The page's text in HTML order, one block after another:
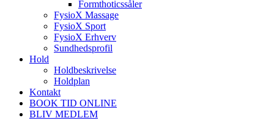
Formthoticssåler
FysioX Massage
FysioX Sport
FysioX Erhverv
Sundhedsprofil
Hold
Holdbeskrivelse
Holdplan
Kontakt
BOOK TID ONLINE
BLIV MEDLEM